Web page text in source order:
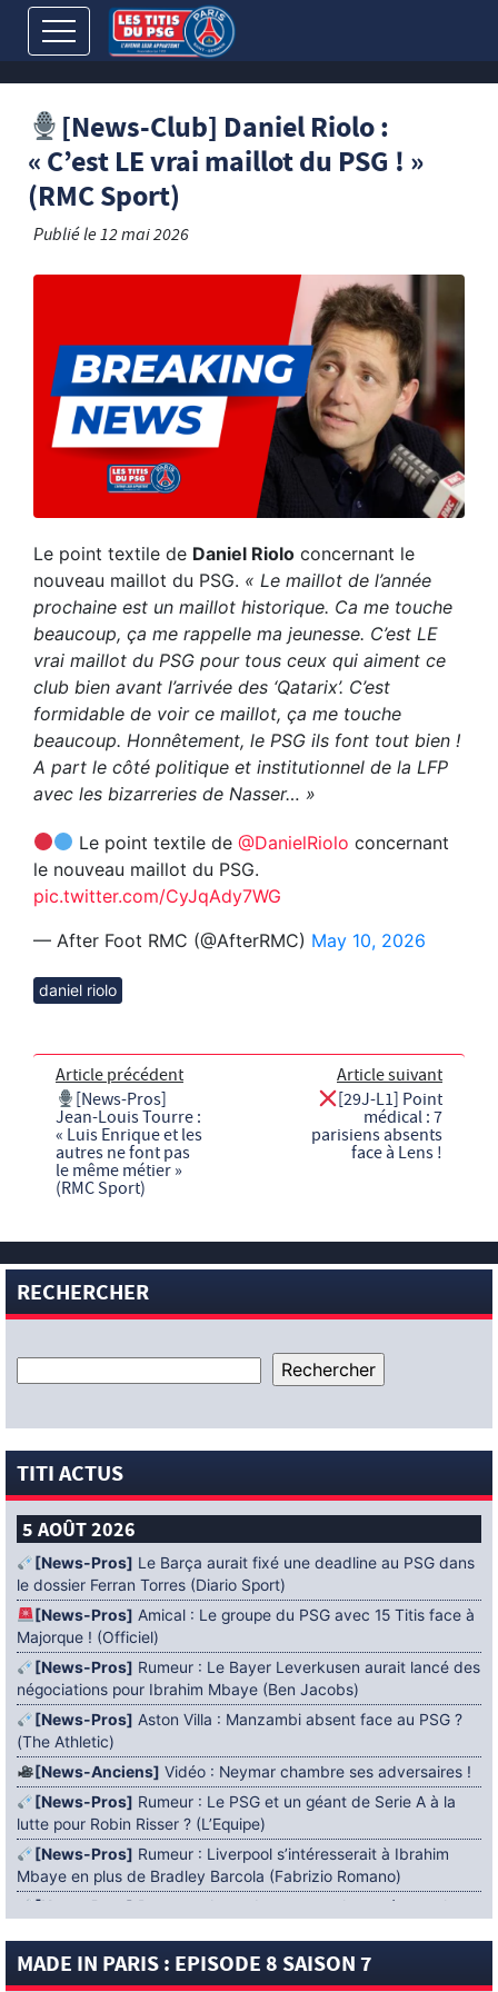
[News-Club] Daniel Riolo :
« C’est LE vrai maillot du PSG ! »
(RMC Sport)
Publié le12 mai 2026
Le point textile de Daniel Riolo concernant le
nouveau maillot du PSG. « Le maillot de l’année
prochaine est un maillot historique. Ca me touche
beaucoup, ça me rappelle ma jeunesse. C’est LE
vrai maillot du PSG pour tous ceux qui aiment ce
club bien avant l’arrivée des ‘Qatarix’. C’est
formidable de voir ce maillot, ça me touche
beaucoup. Honnêtement, le PSG ils font tout bien !
A part le côté politique et institutionnel de la LFP
avec les bizarreries de Nasser… »
Le point textile de@DanielRiolo concernant
le nouveau maillot du PSG.
pic.twitter.com/CyJqAdy7WG
— After Foot RMC (@AfterRMC) May 10, 2026
daniel riolo
Article précédent
[News-Pros]
Jean-Louis Tourre :
« Luis Enrique et les
autres ne font pas
le même métier »
(RMC Sport)
Article suivant
[29J-L1] Point
médical : 7
parisiens absents
face à Lens !
RECHERCHER
TITI ACTUS
5 AOÛT 2026
[News-Pros] Le Barça aurait fixé une deadline au PSG dans
le dossier Ferran Torres (Diario Sport)
[News-Pros] Amical : Le groupe du PSG avec 15 Titis face à
Majorque ! (Officiel)
[News-Pros] Rumeur : Le Bayer Leverkusen aurait lancé des
négociations pour Ibrahim Mbaye (Ben Jacobs)
[News-Pros] Aston Villa : Manzambi absent face au PSG ?
(The Athletic)
[News-Anciens] Vidéo : Neymar chambre ses adversaires !
[News-Pros] Rumeur : Le PSG et un géant de Serie A à la
lutte pour Robin Risser ? (L’Equipe)
[News-Pros] Rumeur : Liverpool s’intéresserait à Ibrahim
Mbaye en plus de Bradley Barcola (Fabrizio Romano)
[News-Pros]
Rumeur : Accord contractuel trouvé entre le
[News-Pros]Rumeur : Le PSG aurait lancé un ultimatum
MADE IN PARIS : EPISODE 8 SAISON 7